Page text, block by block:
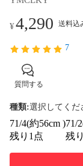
¥4,290 送料込
7
質問する
種類:選択してくだ
71/4(約56cm )
残り1点
71/
残